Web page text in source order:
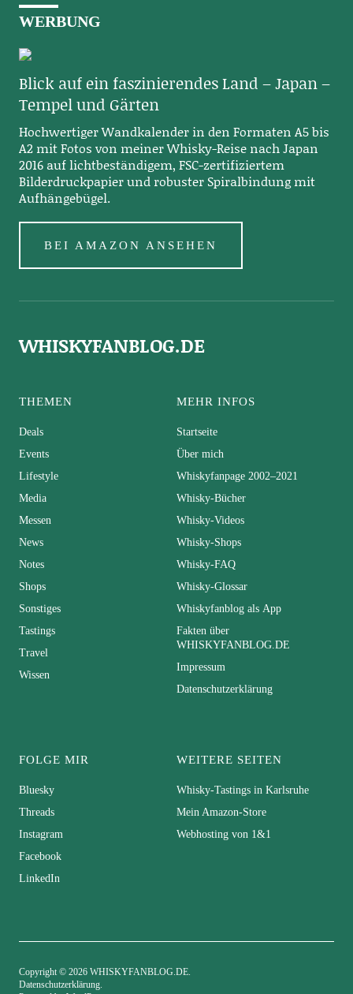
WERBUNG
Blick auf ein faszinierendes Land – Japan –
Tempel und Gärten
Hochwertiger Wandkalender in den Formaten A5 bis
A2 mit Fotos von meiner Whisky-Reise nach Japan
2016 auf lichtbeständigem, FSC-zertifiziertem
Bilderdruckpapier und robuster Spiralbindung mit
Aufhängebügel.
BEI AMAZON ANSEHEN
WHISKYFANBLOG.DE
THEMEN
Deals
Events
Lifestyle
Media
Messen
News
Notes
Shops
Sonstiges
Tastings
Travel
Wissen
MEHR INFOS
Startseite
Über mich
Whiskyfanpage 2002–2021
Whisky-Bücher
Whisky-Videos
Whisky-Shops
Whisky-FAQ
Whisky-Glossar
Whiskyfanblog als App
Fakten über
WHISKYFANBLOG.DE
Impressum
Datenschutzerklärung
FOLGE MIR
Bluesky
Threads
Instagram
Facebook
LinkedIn
WEITERE SEITEN
Whisky-Tastings in Karlsruhe
Mein Amazon-Store
Webhosting von 1&1
Copyright © 2026 WHISKYFANBLOG.DE
Datenschutzerklärung